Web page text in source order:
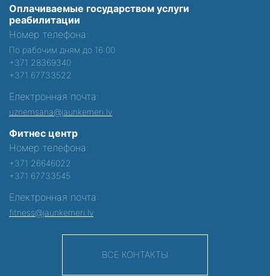
Оплачиваемые государством услуги
реабилитации
Номер телефона:
По рабочим дням до 16:00
+371 28369340
+371 67733522
Електронная почта:
uznemsana@jaunkemeri.lv
Фитнес центр
Номер телефона:
+371 26646022
+371 67733545
Електронная почта:
fitness@jaunkemeri.lv
ВСЕ КОНТАКТЫ